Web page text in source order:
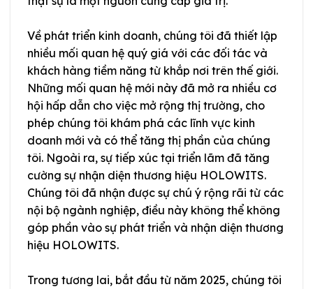
Về phát triển kinh doanh, chúng tôi đã thiết lập
nhiều mối quan hệ quý giá với các đối tác và
khách hàng tiềm năng từ khắp nơi trên thế giới.
Những mối quan hệ mới này đã mở ra nhiều cơ
hội hấp dẫn cho việc mở rộng thị trường, cho
phép chúng tôi khám phá các lĩnh vực kinh
doanh mới và có thể tăng thị phần của chúng
tôi. Ngoài ra, sự tiếp xúc tại triển lãm đã tăng
cường sự nhận diện thương hiệu HOLOWITS.
Chúng tôi đã nhận được sự chú ý rộng rãi từ các
nội bộ ngành nghiệp, điều này không thể không
góp phần vào sự phát triển và nhận diện thương
hiệu HOLOWITS.
Trong tương lai, bắt đầu từ năm 2025, chúng tôi